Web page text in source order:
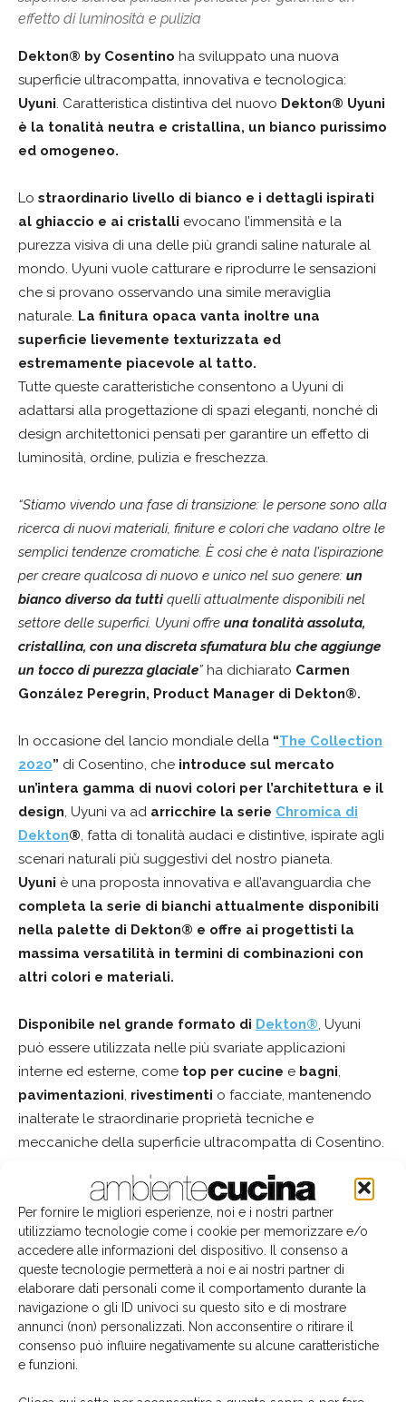
Per fornire le migliori esperienze, noi e i nostri partner
utilizziamo tecnologie come i cookie per memorizzare e/o
accedere alle informazioni del dispositivo. Il consenso a
queste tecnologie permetterà a noi e ai nostri partner di
elaborare dati personali come il comportamento durante la
navigazione o gli ID univoci su questo sito e di mostrare
annunci (non) personalizzati. Non acconsentire o ritirare il
consenso può influire negativamente su alcune caratteristiche
e funzioni.
effetto di luminosità e pulizia
Dekton® by Cosentino ha sviluppato una nuova
superficie ultracompatta, innovativa e tecnologica:
Uyuni. Caratteristica distintiva del nuovo Dekton® Uyuni
è la tonalità neutra e cristallina, un bianco purissimo
ed omogeneo.
Lo straordinario livello di bianco e i dettagli ispirati
al ghiaccio e ai cristalli evocano l’immensità e la
purezza visiva di una delle più grandi saline naturale al
mondo. Uyuni vuole catturare e riprodurre le sensazioni
che si provano osservando una simile meraviglia
naturale. La finitura opaca vanta inoltre una
superficie lievemente texturizzata ed
estremamente piacevole al tatto.
Tutte queste caratteristiche consentono a Uyuni di
adattarsi alla progettazione di spazi eleganti, nonché di
design architettonici pensati per garantire un effetto di
luminosità, ordine, pulizia e freschezza.
“Stiamo vivendo una fase di transizione: le persone sono alla
ricerca di nuovi materiali, finiture e colori che vadano oltre le
semplici tendenze cromatiche. È così che è nata l’ispirazione
per creare qualcosa di nuovo e unico nel suo genere: un
bianco diverso da tuttiquelli attualmente disponibili nel
settore delle superfici. Uyuni offre una tonalità assoluta,
cristallina, con una discreta sfumatura blu che aggiunge
un tocco di purezza glaciale” ha dichiarato Carmen
González Peregrin, Product Manager di Dekton®.
In occasione del lancio mondiale della “The Collection
2020” di Cosentino, che introduce sul mercato
un’intera gamma di nuovi colori per l’architettura e il
design, Uyuni va ad arricchire la serie Chromica di
Dekton®, fatta di tonalità audaci e distintive, ispirate agli
scenari naturali più suggestivi del nostro pianeta.
Uyuni è una proposta innovativa e all’avanguardia che
completa la serie di bianchi attualmente disponibili
nella palette di Dekton® e offre ai progettisti la
massima versatilità in termini di combinazioni con
altri colori e materiali.
Disponibile nel grande formato di Dekton®, Uyuni
può essere utilizzata nelle più svariate applicazioni
interne ed esterne, come top per cucine e bagni,
pavimentazioni, rivestimenti o facciate, mantenendo
inalterate le straordinarie proprietà tecniche e
meccaniche della superficie ultracompatta di Cosentino.
Chromica di Dekton® cosentino
dekton
superficie ultracompatta
The Collection 2020 Uyuni
Facebook Twitter Pinterest